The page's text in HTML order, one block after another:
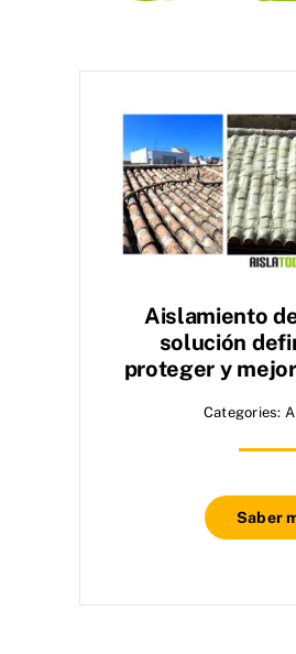
Aislamiento
solución
proteger y
Categories:
Saber